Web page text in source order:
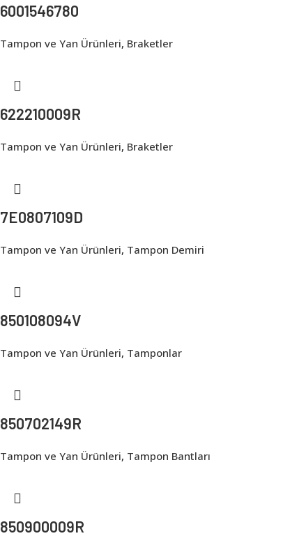
6001546780
Tampon ve Yan Ürünleri, Braketler
622210009R
Tampon ve Yan Ürünleri, Braketler
7E0807109D
Tampon ve Yan Ürünleri, Tampon Demiri
850108094V
Tampon ve Yan Ürünleri, Tamponlar
850702149R
Tampon ve Yan Ürünleri, Tampon Bantları
850900009R